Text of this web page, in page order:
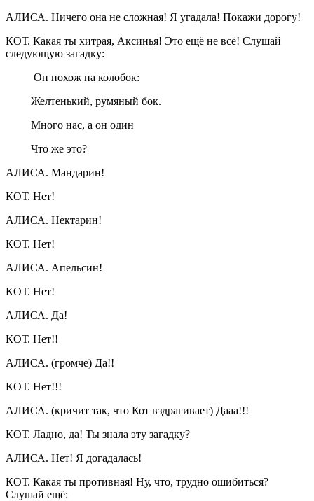
АЛИСА. Ничего она не сложная! Я угадала! Покажи дорогу!
КОТ. Какая ты хитрая, Аксинья! Это ещё не всё! Слушай
следующую загадку:
Он похож на колобок:
Желтенький, румяный бок.
Много нас, а он один
Что же это?
АЛИСА. Мандарин!
КОТ. Нет!
АЛИСА. Нектарин!
КОТ. Нет!
АЛИСА. Апельсин!
КОТ. Нет!
АЛИСА. Да!
КОТ. Нет!!
АЛИСА. (громче) Да!!
КОТ. Нет!!!
АЛИСА. (кричит так, что Кот вздрагивает) Дааа!!!
КОТ. Ладно, да! Ты знала эту загадку?
АЛИСА. Нет! Я догадалась!
КОТ. Какая ты противная! Ну, что, трудно ошибиться?
Слушай ещё: